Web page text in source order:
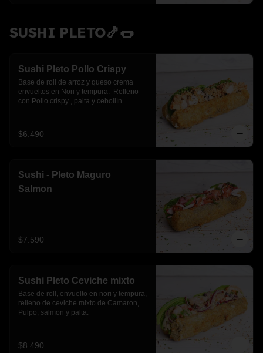
SUSHI PLETO🍤🌭
Sushi Pleto Pollo Crispy
Base de roll de arroz y queso crema
envueltos en Nori y tempura.  Relleno
con Pollo crispy , palta y cebollín.
$6.490
Sushi - Pleto Maguro
Salmon
$7.590
Sushi Pleto Ceviche mixto
Base de roll, envuelto en nori y tempura,
relleno de ceviche mixto de Camaron,
Pulpo, salmon y palta.
$8.490